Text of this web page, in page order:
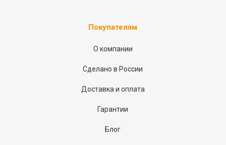
Покупателям
О компании
Сделано в России
Доставка и оплата
Гарантии
Блог